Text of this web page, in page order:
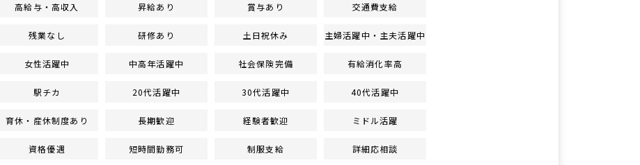
高給与・高収入 昇給あり 賞与あり 交通費支給
残業なし 研修あり 土日祝休み 主婦活躍中・主夫活躍中
女性活躍中 中高年活躍中 社会保険完備 有給消化率高
駅チカ 20代活躍中 30代活躍中 40代活躍中
育休・産休制度あり 長期歓迎 経験者歓迎 ミドル活躍
資格優遇 短時間勤務可 制服支給 詳細応相談